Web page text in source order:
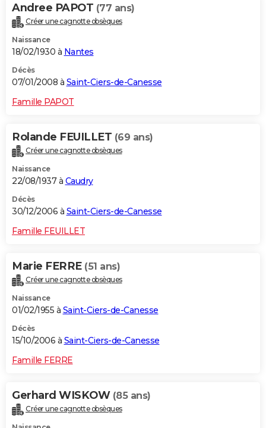
Andree PAPOT (77 ans)
Créer une cagnotte obsèques
Naissance
18/02/1930 à Nantes
Décès
07/01/2008 à Saint-Ciers-de-Canesse
Famille PAPOT
Rolande FEUILLET (69 ans)
Créer une cagnotte obsèques
Naissance
22/08/1937 à Caudry
Décès
30/12/2006 à Saint-Ciers-de-Canesse
Famille FEUILLET
Marie FERRE (51 ans)
Créer une cagnotte obsèques
Naissance
01/02/1955 à Saint-Ciers-de-Canesse
Décès
15/10/2006 à Saint-Ciers-de-Canesse
Famille FERRE
Gerhard WISKOW (85 ans)
Créer une cagnotte obsèques